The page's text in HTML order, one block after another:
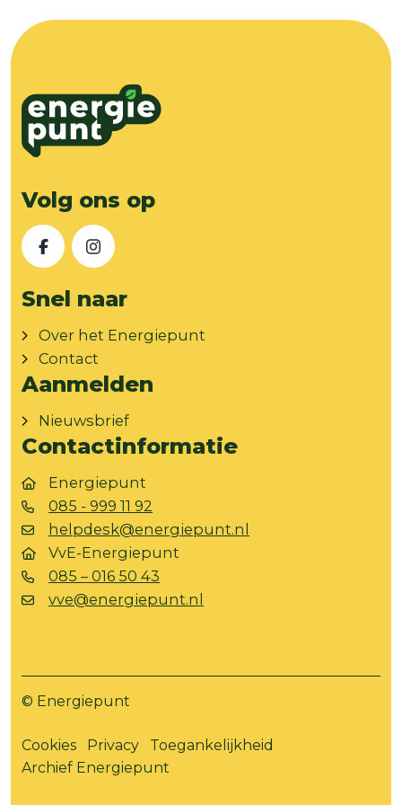
Volg ons op
FacebookInstagram
Snel naar
Over het Energiepunt
Contact
Aanmelden
Nieuwsbrief
Contactinformatie
Energiepunt
085 - 999 11 92
helpdesk@energiepunt.nl
VvE-Energiepunt
085 – 016 50 43
vve@energiepunt.nl
© Energiepunt
Cookies Privacy
Toegankelijkheid
Archief Energiepunt